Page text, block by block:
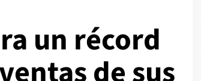
un récord